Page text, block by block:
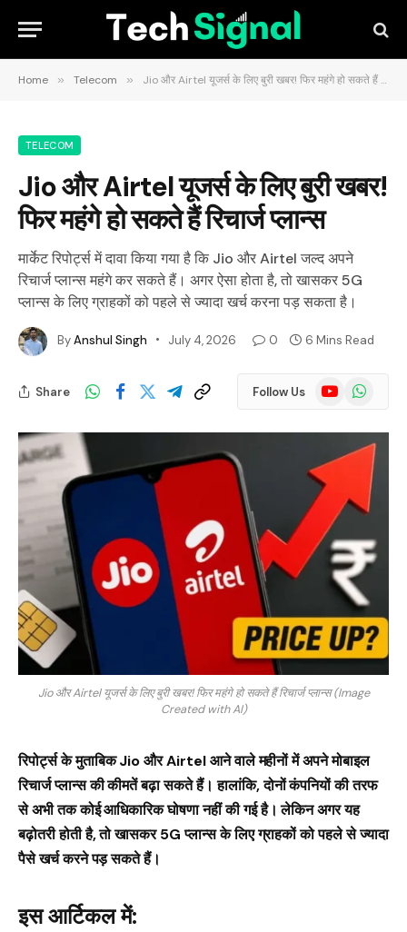
Home » Telecom » Jio और Airtel यूजर्स के लिए बुरी खबर! फिर महंगे हो सकते हैं रिचार्ज प्लान्स
TELECOM
Jio और Airtel यूजर्स के लिए बुरी खबर!
फिर महंगे हो सकते हैं रिचार्ज प्लान्स
मार्केट रिपोर्ट्स में दावा किया गया है कि Jio और Airtel जल्द अपने
रिचार्ज प्लान्स महंगे कर सकते हैं। अगर ऐसा होता है, तो खासकर 5G
प्लान्स के लिए ग्राहकों को पहले से ज्यादा खर्च करना पड़ सकता है।
ByAnshul Singh July 4, 2026 0 6 Mins Read
Share Follow Us YouTubeWhatsApp
Jio और Airtel यूजर्स के लिए बुरी खबर! फिर महंगे हो सकते हैं रिचार्ज प्लान्स (Image
Created with AI)
रिपोर्ट्स के मुताबिक Jio और Airtel आने वाले महीनों में अपने मोबाइल
रिचार्ज प्लान्स की कीमतें बढ़ा सकते हैं। हालांकि, दोनों कंपनियों की तरफ
से अभी तक कोई आधिकारिक घोषणा नहीं की गई है। लेकिन अगर यह
बढ़ोतरी होती है, तो खासकर 5G प्लान्स के लिए ग्राहकों को पहले से ज्यादा
पैसे खर्च करने पड़ सकते हैं।
इस आर्टिकल में: